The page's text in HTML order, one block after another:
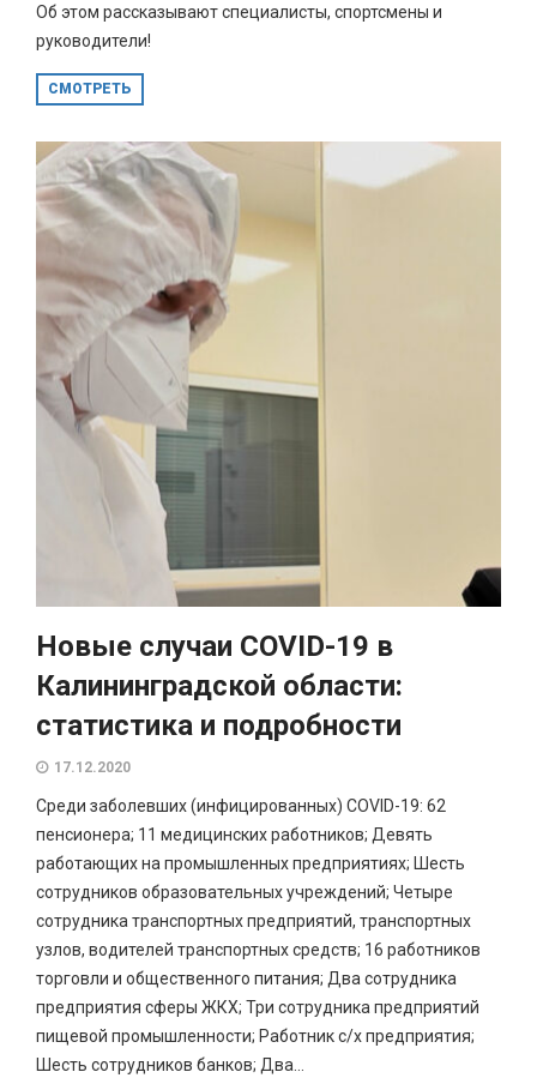
Об этом рассказывают специалисты, спортсмены и
руководители!
СМОТРЕТЬ
Новые случаи COVID-19 в
Калининградской области:
статистика и подробности
17.12.2020
Среди заболевших (инфицированных) COVID-19: 62
пенсионера; 11 медицинских работников; Девять
работающих на промышленных предприятиях; Шесть
сотрудников образовательных учреждений; Четыре
сотрудника транспортных предприятий, транспортных
узлов, водителей транспортных средств; 16 работников
торговли и общественного питания; Два сотрудника
предприятия сферы ЖКХ; Три сотрудника предприятий
пищевой промышленности; Работник с/х предприятия;
Шесть сотрудников банков; Два...